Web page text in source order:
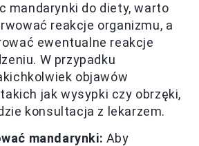
mandarynki do diety, warto
reakcje organizmu, a
ewentualne reakcje
W przypadku
objawów
jak wysypki czy obrzęki,
konsultacja z lekarzem.
mandarynki: Aby